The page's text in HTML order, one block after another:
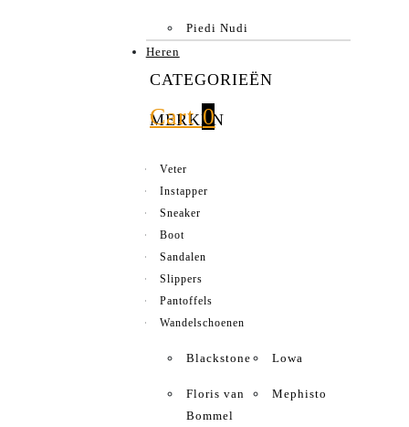
Piedi Nudi
Heren
CATEGORIEËN
MERKEN
Veter
Instapper
Sneaker
Boot
Sandalen
Slippers
Pantoffels
Wandelschoenen
Blackstone
Floris van
Bommel
Lowa
Mephisto
Cart 0